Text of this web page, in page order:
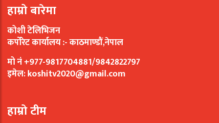
हाम्रो बारेमा
कोशी टेलिभिजन
कर्पोरेट कार्यालय :- काठमाण्डौं,नेपाल
मो नं +977-9817704881/9842822797
इमेल:koshitv2020@gmail.com
हाम्रो टीम